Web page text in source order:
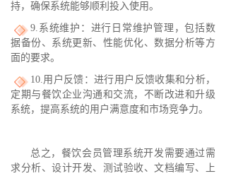
持，确保系统能够顺利投入使用。
9.系统维护：进行日常维护管理，包括数
据备份、系统更新、性能优化、数据分析等方
面的要求。
10.用户反馈：进行用户反馈收集和分析，
定期与餐饮企业沟通和交流，不断改进和升级
系统，提高系统的用户满意度和市场竞争力。
总之，餐饮会员管理系统开发需要通过需
求分析、设计开发、测试验收、文档编写、上